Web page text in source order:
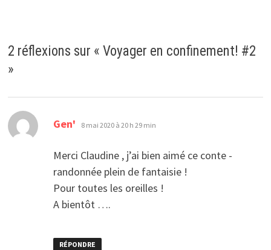
2 réflexions sur « Voyager en confinement! #2
»
Gen' dit :
8 mai 2020 à 20 h 29 min
Merci Claudine , j’ai bien aimé ce conte -
randonnée plein de fantaisie !
Pour toutes les oreilles !
A bientôt ….
RÉPONDRE